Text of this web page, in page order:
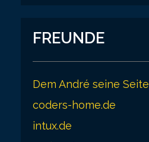
FREUNDE
Dem André seine Seite
coders-home.de
intux.de